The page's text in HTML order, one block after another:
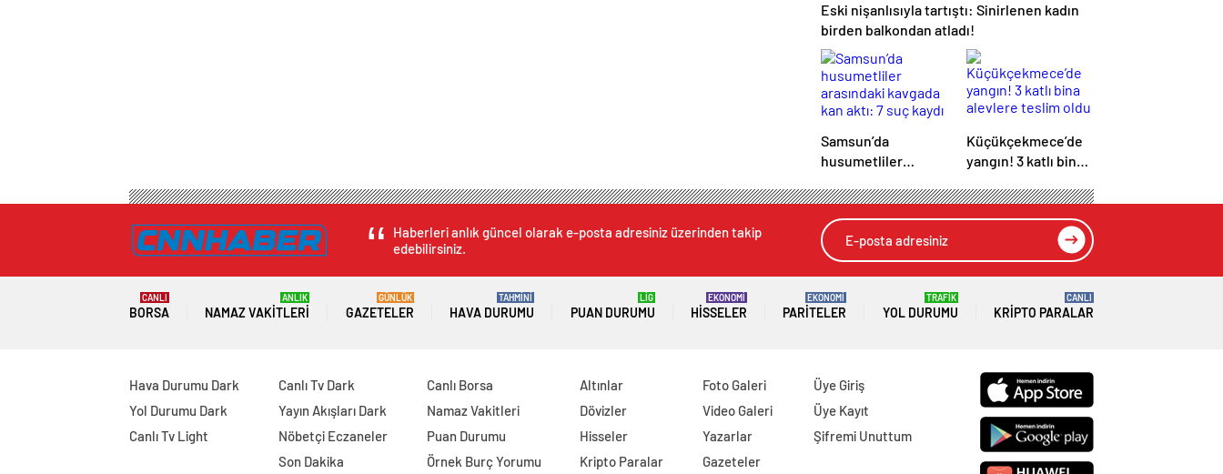
Eski nişanlısıyla tartıştı: Sinirlenen kadın
birden balkondan atladı!
Samsun’da
husumetliler
kan aktı: 7 suç kaydı
varmış!
Küçükçekmece’de
yangın! 3 katlı bina
Haberleri anlık güncel olarak e-posta adresiniz üzerinden takip
edebilirsiniz.
BORSA
CANLI
NAMAZ VAKITLERI
ANLIK
GAZETELER
GÜNLÜK
HAVA DURUMU
TAHMİNİ
PUAN DURUMU
LİG
HISSELER
EKONOMİ
PARITELER
EKONOMİ
YOL DURUMU
TRAFİK
KRIPTO PARALAR
CANLI
Hava Durumu Dark
Yol Durumu Dark
Canlı Tv Light
Canlı Tv Dark
Yayın Akışları Dark
Nöbetçi Eczaneler
Son Dakika
Canlı Borsa
Namaz Vakitleri
Puan Durumu
Örnek Burç Yorumu
Altınlar
Dövizler
Hisseler
Kripto Paralar
Foto Galeri
Video Galeri
Yazarlar
Gazeteler
Üye Giriş
Üye Kayıt
Şifremi Unuttum